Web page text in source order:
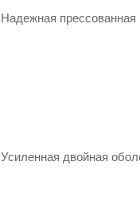
Надежная прессованная
Усиленная двойная